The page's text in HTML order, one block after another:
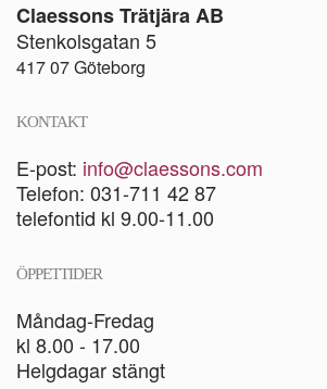
Claessons Trätjära AB
Stenkolsgatan 5
417 07 Göteborg
KONTAKT
E-post: info@claessons.com
Telefon: 031-711 42 87
telefontid kl 9.00-11.00
ÖPPETTIDER
Måndag-Fredag
kl 8.00 - 17.00
Helgdagar stängt